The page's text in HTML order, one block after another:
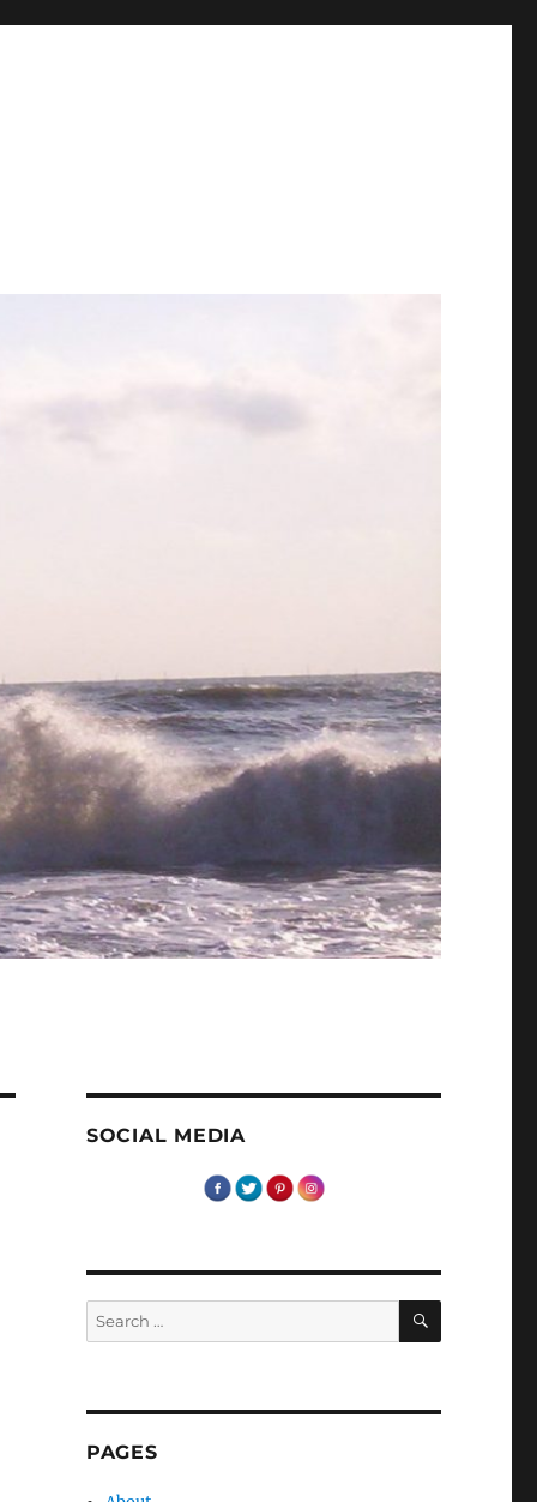
SOCIAL MEDIA
Search
for:
SEARCH
PAGES